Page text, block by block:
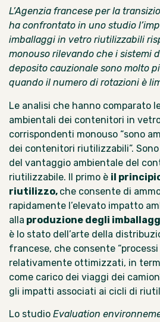
L’Agenzia francese per la
ha confrontato in uno studio
imballaggi in vetro riutilizzabili
monouso rilevando che i sistemi
deposito cauzionale sono molto
quando il numero di rotazioni è
Le analisi che hanno comparato
ambientali dei contenitori in
corrispondenti monouso “sono
dei contenitori riutilizzabili”.
del vantaggio ambientale del
riutilizzabile. Il primo è il
riutilizzo, che consente di
rapidamente l’elevato impatto
alla produzione degli
è lo stato dell’arte della
francese, che consente
relativamente ottimizzati, in
come carico dei viaggi dei
gli impatti associati ai cicli di
Lo studio Evaluation